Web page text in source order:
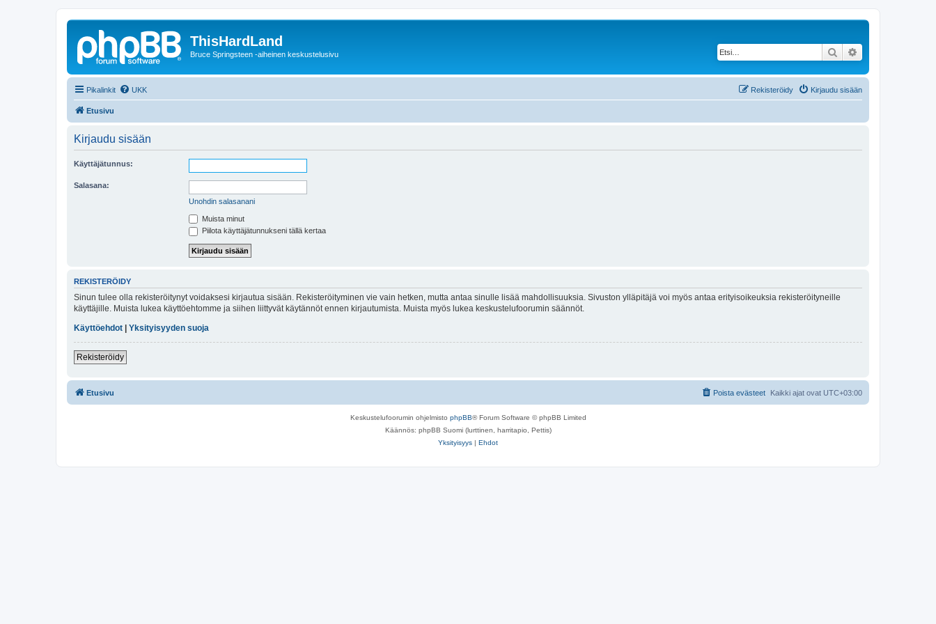
ThisHardLand
Bruce Springsteen -aiheinen keskustelusivu Etsi
Pikalinkit UKK Kirjaudu sisään
Rekisteröidy
Etusivu
Kirjaudu sisään
Käyttäjätunnus:
Salasana:
Unohdin salasanani
Muista minut
Piilota käyttäjätunnukseni tällä kertaa
REKISTERÖIDY
Sinun tulee olla rekisteröitynyt voidaksesi kirjautua sisään. Rekisteröityminen vie vain hetken, mutta antaa sinulle lisää mahdollisuuksia. Sivuston ylläpitäjä voi myös antaa erityisoikeuksia rekisteröityneille
käyttäjille. Muista lukea käyttöehtomme ja siihen liittyvät käytännöt ennen kirjautumista. Muista myös lukea keskustelufoorumin säännöt.
Käyttöehdot
Yksityisyyden suoja
Rekisteröidy
Etusivu Kaikki ajat ovat UTC+03:00
Poista evästeet
Keskustelufoorumin ohjelmisto phpBB® Forum Software © phpBB Limited
Käännös: phpBB Suomi (lurttinen, harritapio, Pettis)
Yksityisyys | Ehdot